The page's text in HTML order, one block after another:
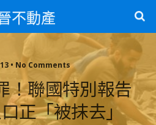
不動產
• No Comments
！聯國特別報告
正「被抹去」